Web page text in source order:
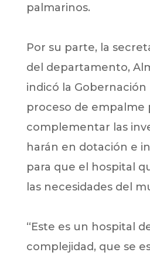
palmarinos.
Por su parte, la
del departamento,
indicó la Gobernación
proceso de empalme
complementar las
harán en dotación e
para que el hospital
las necesidades del
“Este es un hospital
complejidad, que se